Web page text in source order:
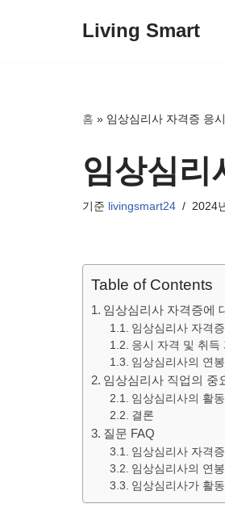
Living Smart
홈 » 임상심리사 자격증 응
임상심리
기준 livingsmart24 2024
Table of Contents
임상심리사 자격증에
임상심리사 자격
응시 자격 및 취득
임상심리사의 연봉
임상심리사 직업의 중
임상심리사의 활
결론
질문 FAQ
임상심리사 자격
임상심리사의 연
임상심리사가 활